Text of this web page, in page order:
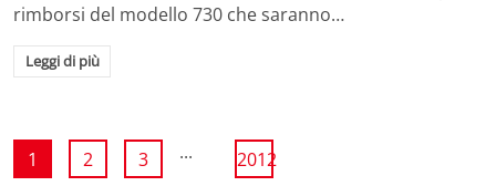
rimborsi del modello 730 che saranno…
Leggi di più
1 2 3 ... 2012